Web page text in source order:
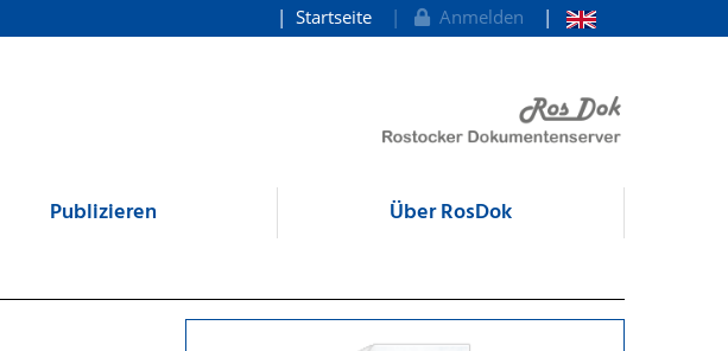
Startseite Anmelden
Publizieren Über RosDok